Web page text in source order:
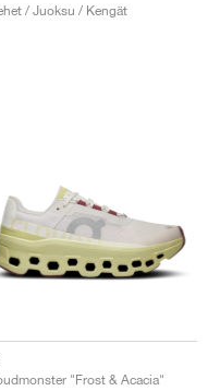
/ Juoksu / Kengät
"Frost & Acacia"